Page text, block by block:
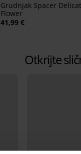
Grudnjak Spacer
Flower
41,99 €
Otkrijte